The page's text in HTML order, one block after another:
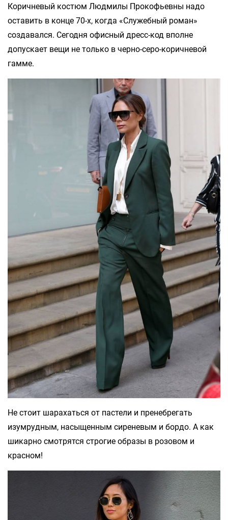
Коричневый костюм Людмилы Прокофьевны надо
оставить в конце 70-х, когда «Служебный роман»
создавался. Сегодня офисный дресс-код вполне
допускает вещи не только в черно-серо-коричневой
гамме.
Не стоит шарахаться от пастели и пренебрегать
изумрудным, насыщенным сиреневым и бордо. А как
шикарно смотрятся строгие образы в розовом и
красном!